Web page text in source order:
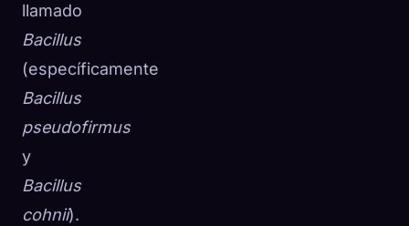
llamado
Bacillus
(específicamente
Bacillus
pseudofirmus
y
Bacillus
cohnii).